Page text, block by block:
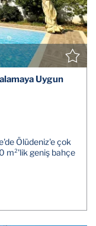
Uygun
Ölüdeniz'e çok
m²'lik geniş bahçe